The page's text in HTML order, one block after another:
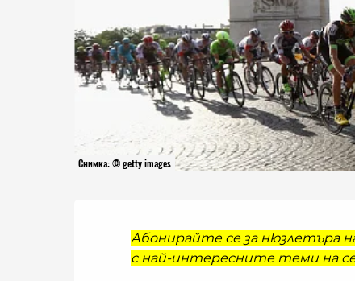
Снимка: © getty images
Абонирайте се за нюзлетъра
с най-интересните теми на